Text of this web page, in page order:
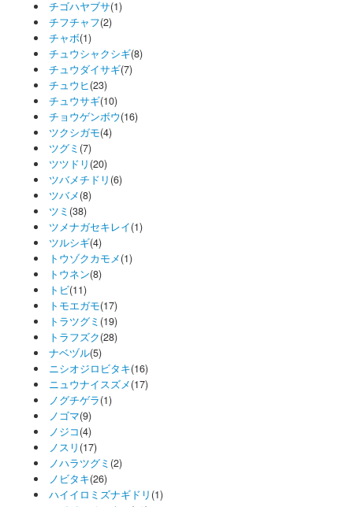
チゴハヤブサ(1)
チフチャフ(2)
チャボ(1)
チュウシャクシギ(8)
チュウダイサギ(7)
チュウヒ(23)
チュウサギ(10)
チョウゲンボウ(16)
ツクシガモ(4)
ツグミ (7)
ツツドリ (20)
ツバメチドリ (6)
ツバメ(8)
ツミ (38)
ツメナガセキレイ(1)
ツルシギ(4)
トウゾクカモメ(1)
トウネン(8)
トビ(11)
トモエガモ(17)
トラツグミ (19)
トラフズク(28)
ナベヅル(5)
ニシオジロビタキ(16)
ニュウナイスズメ(17)
ノグチゲラ(1)
ノゴマ(9)
ノジコ(4)
ノスリ (17)
ノハラツグミ (2)
ノビタキ(26)
ハイイロミズナギドリ (1)